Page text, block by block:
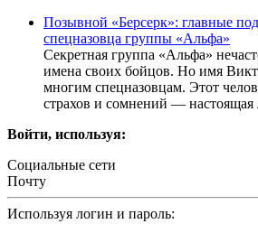
Позывной «Берсерк»: главные
спецназовца группы «Альфа»
Секретная группа «Альфа»
имена своих бойцов. Но имя
многим спецназовцам. Этот
страхов и сомнений — настоящая
Войти, используя:
Социальные сети
Почту
Используя логин и пароль: